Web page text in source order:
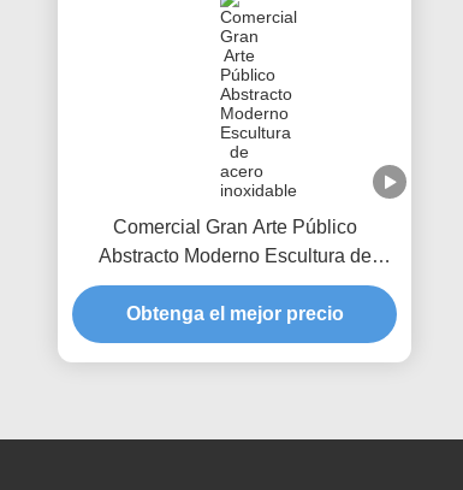
Comercial Gran Arte Público
Abstracto Moderno Escultura de
acero inoxidable
Obtenga el mejor precio